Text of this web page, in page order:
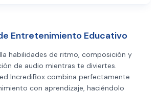
Entretenimiento Educativo
habilidades de ritmo, composición y
de audio mientras te diviertes.
IncrediBox combina perfectamente
con aprendizaje, haciéndolo